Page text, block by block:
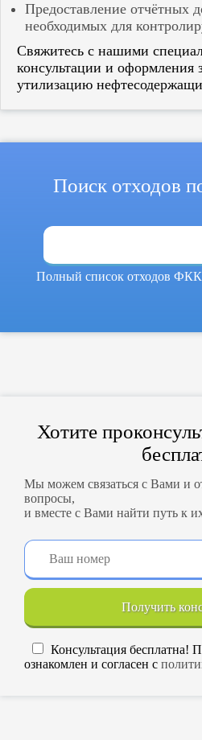
Предоставление отчётных
необходимых для
Свяжитесь с нашими
консультации и оформления
утилизацию
Поиск отходов
Полный список отходов
Хотите
Мы можем связаться с Вами и
вопросы,
и вместе с Вами найти путь к
Получить
Консультация бесплатна!
ознакомлен и согласен с